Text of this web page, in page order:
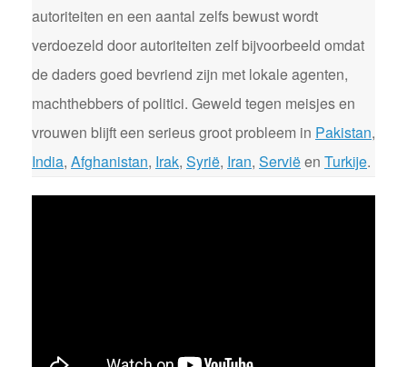
autoriteiten en een aantal zelfs bewust wordt
verdoezeld door autoriteiten zelf bijvoorbeeld omdat
de daders goed bevriend zijn met lokale agenten,
machthebbers of politici. Geweld tegen meisjes en
vrouwen blijft een serieus groot probleem in Pakistan,
India, Afghanistan, Irak, Syrië, Iran, Serviëen Turkije.